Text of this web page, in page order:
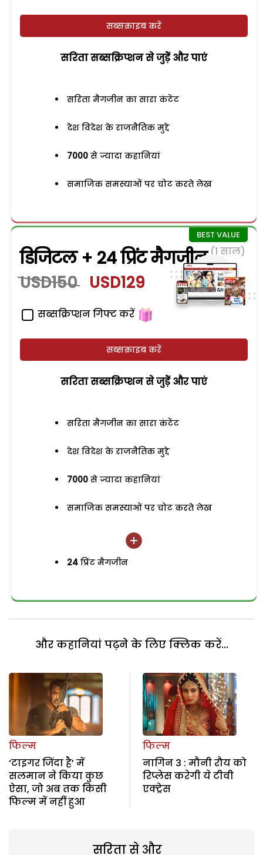
सब्सक्राइब करें
सरिता सब्सक्रिप्शन से जुड़ेें और पाएं
सरिता मैगजीन का सारा कंटेंट
देश विदेश के राजनैतिक मुद्दे
7000 से ज्यादा कहानियां
समाजिक समस्याओं पर चोट करते लेख
डिजिटल + 24 प्रिंट मैगजीन (1 साल)
USD150 USD129
सब्सक्रिप्शन गिफ्ट करें
सब्सक्राइब करें
सरिता सब्सक्रिप्शन से जुड़ेें और पाएं
सरिता मैगजीन का सारा कंटेंट
देश विदेश के राजनैतिक मुद्दे
7000 से ज्यादा कहानियां
समाजिक समस्याओं पर चोट करते लेख
24 प्रिंट मैगजीन
और कहानियां पढ़ने के लिए क्लिक करें...
फिल्म
‘टाइगर जिंदा है’ में
सलमान ने किया कुछ
ऐसा, जो अब तक किसी
फिल्म में नहीं हुआ
फिल्म
नागिन 3 : मौनी रौय को
रिप्लेस करेगी ये टीवी
एक्ट्रेस
सरिता से और